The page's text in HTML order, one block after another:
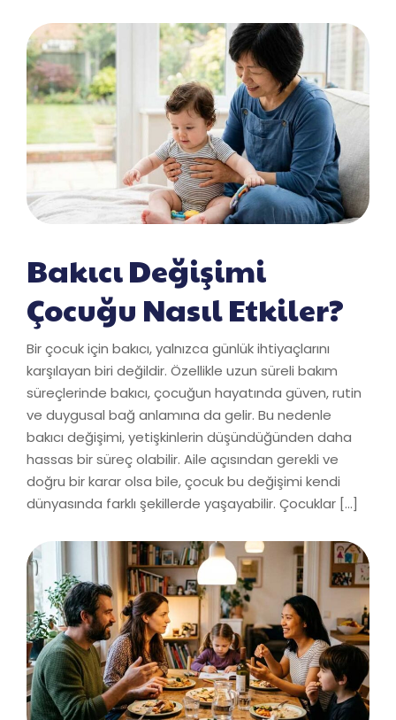
Bakıcı Değişimi
Çocuğu Nasıl Etkiler?
Bir çocuk için bakıcı, yalnızca günlük ihtiyaçlarını
karşılayan biri değildir. Özellikle uzun süreli bakım
süreçlerinde bakıcı, çocuğun hayatında güven, rutin
ve duygusal bağ anlamına da gelir. Bu nedenle
bakıcı değişimi, yetişkinlerin düşündüğünden daha
hassas bir süreç olabilir. Aile açısından gerekli ve
doğru bir karar olsa bile, çocuk bu değişimi kendi
dünyasında farklı şekillerde yaşayabilir. Çocuklar […]